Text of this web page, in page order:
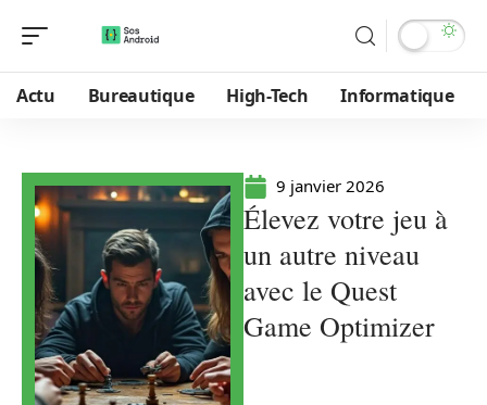
Actu Bureautique High-Tech Informatique
9 janvier 2026
Élevez votre jeu à
un autre niveau
avec le Quest
Game Optimizer